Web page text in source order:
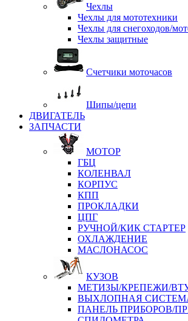
Чехлы
Чехлы для мототехники
Чехлы для снегоходов/
Чехлы защитные
Счетчики моточасов
Шипы/цепи
ДВИГАТЕЛЬ
ЗАПЧАСТИ
МОТОР
ГБЦ
КОЛЕНВАЛ
КОРПУС
КПП
ПРОКЛАДКИ
ЦПГ
РУЧНОЙ/КИК СТАРТЕР
ОХЛАЖДЕНИЕ
МАСЛОНАСОС
КУЗОВ
МЕТИЗЫ/КРЕПЕЖИ/
ВЫХЛОПНАЯ
ПАНЕЛЬ ПРИБОРОВ/